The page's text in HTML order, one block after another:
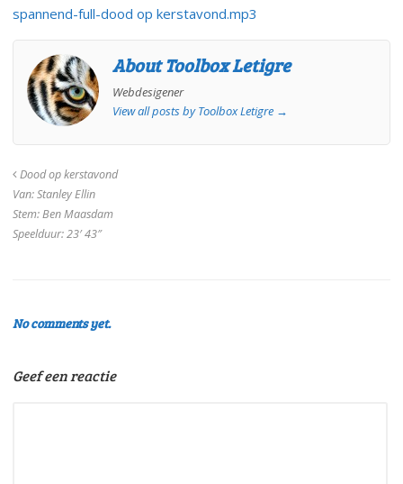
spannend-full-dood op kerstavond.mp3
About Toolbox Letigre
Webdesigener
View all posts by Toolbox Letigre →
Dood op kerstavond
Van: Stanley Ellin
Stem: Ben Maasdam
Speelduur: 23′ 43″
No comments yet.
Geef een reactie